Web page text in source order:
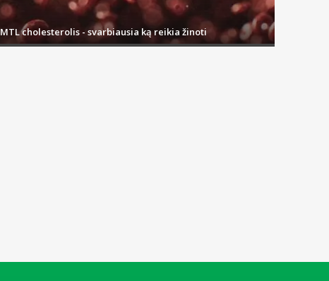
MTL cholesterolis - svarbiausia ką reikia žinoti